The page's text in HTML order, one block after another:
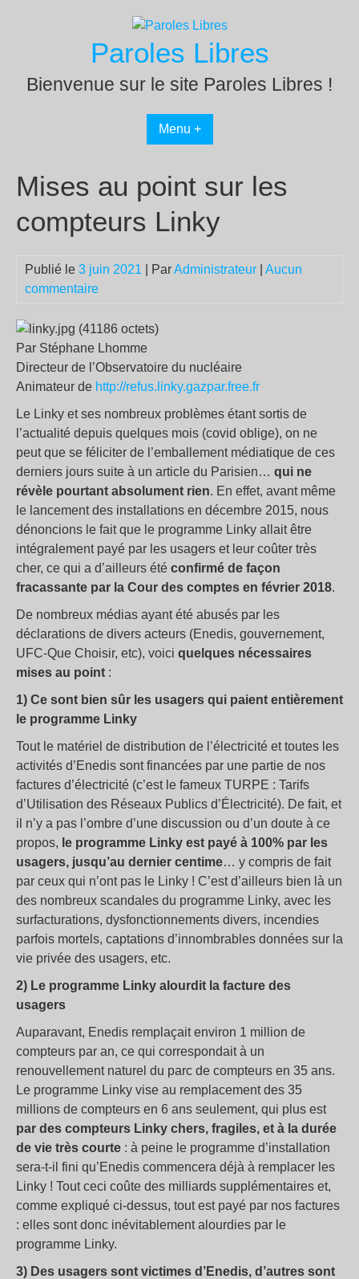
Paroles Libres
Bienvenue sur le site Paroles Libres !
Menu +
Mises au point sur les
compteurs Linky
Publié le 3 juin 2021 | ParAdministrateur
Aucun
commentaire
Par Stéphane Lhomme
Directeur de l’Observatoire du nucléaire
Animateur de http://refus.linky.gazpar.free.fr
Le Linky et ses nombreux problèmes étant sortis de
l’actualité depuis quelques mois (covid oblige), on ne
peut que se féliciter de l’emballement médiatique de ces
derniers jours suite à un article du Parisien… qui ne
révèle pourtant absolument rien. En effet, avant même
le lancement des installations en décembre 2015, nous
dénoncions le fait que le programme Linky allait être
intégralement payé par les usagers et leur coûter très
cher, ce qui a d’ailleurs été confirmé de façon
fracassante par la Cour des comptes en février 2018.
De nombreux médias ayant été abusés par les
déclarations de divers acteurs (Enedis, gouvernement,
UFC-Que Choisir, etc), voici quelques nécessaires
mises au point :
1) Ce sont bien sûr les usagers qui paient entièrement
le programme Linky
Tout le matériel de distribution de l’électricité et toutes les
activités d’Enedis sont financées par une partie de nos
factures d’électricité (c’est le fameux TURPE : Tarifs
d’Utilisation des Réseaux Publics d’Électricité). De fait, et
il n’y a pas l’ombre d’une discussion ou d’un doute à ce
propos, le programme Linky est payé à 100% par les
usagers, jusqu’au dernier centime… y compris de fait
par ceux qui n’ont pas le Linky ! C’est d’ailleurs bien là un
des nombreux scandales du programme Linky, avec les
surfacturations, dysfonctionnements divers, incendies
parfois mortels, captations d’innombrables données sur la
vie privée des usagers, etc.
2) Le programme Linky alourdit la facture des
usagers
Auparavant, Enedis remplaçait environ 1 million de
compteurs par an, ce qui correspondait à un
renouvellement naturel du parc de compteurs en 35 ans.
Le programme Linky vise au remplacement des 35
millions de compteurs en 6 ans seulement, qui plus est
par des compteurs Linky chers, fragiles, et à la durée
de vie très courte : à peine le programme d’installation
sera-t-il fini qu’Enedis commencera déjà à remplacer les
Linky ! Tout ceci coûte des milliards supplémentaires et,
comme expliqué ci-dessus, tout est payé par nos factures
: elles sont donc inévitablement alourdies par le
programme Linky.
3) Des usagers sont victimes d’Enedis, d’autres sont